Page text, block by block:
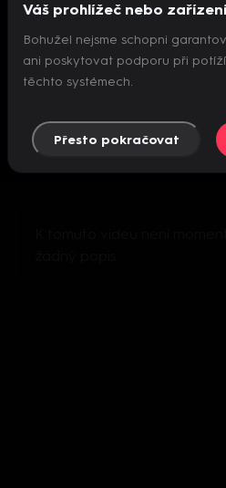
Nepodařilo se
Váš prohlížeč nebo
Bohužel nejsme schopni
ani poskytovat podporu při
těchto systémech.
Přesto pokračovat